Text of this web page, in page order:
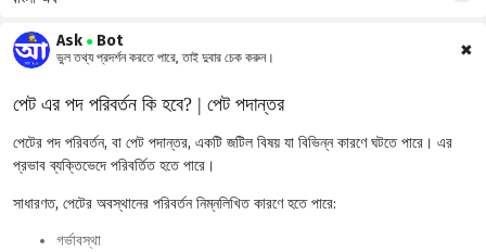
Ask ●Bot
ভুল তথ্য প্রদর্শন করতে পারে, তাই দুবার চেক করুন। ✖
পেট এর পদ পরিবর্তন কি হবে? | পেট পদান্তর
পেটের পদ পরিবর্তন, বা পেট পদান্তর, একটি জটিল বিষয় যা বিভিন্ন কারণে ঘটতে পারে। এর
প্রভাব ব্যক্তিভেদে পরিবর্তিত হতে পারে।
সাধারণত, পেটের অবস্থানের পরিবর্তন নিম্নলিখিত কারণে হতে পারে:
গর্ভাবস্থা